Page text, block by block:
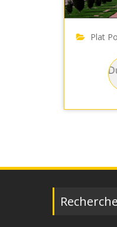
Plat
: Poulet Du Chef -
Recherche